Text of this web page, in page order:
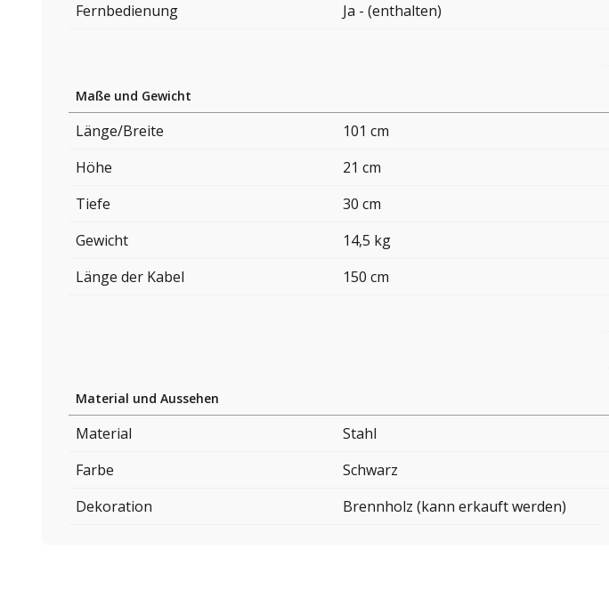
Fernbedienung
Ja - (enthalten)
Maße und Gewicht
Länge/Breite
101 cm
Höhe
21 cm
Tiefe
30 cm
Gewicht
14,5 kg
Länge der Kabel
150 cm
Material und Aussehen
Material
Stahl
Farbe
Schwarz
Dekoration
Brennholz (kann erkauft werden)